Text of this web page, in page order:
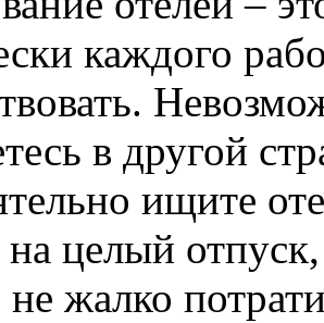
каждого
в другой
ищите
на целый
жалко